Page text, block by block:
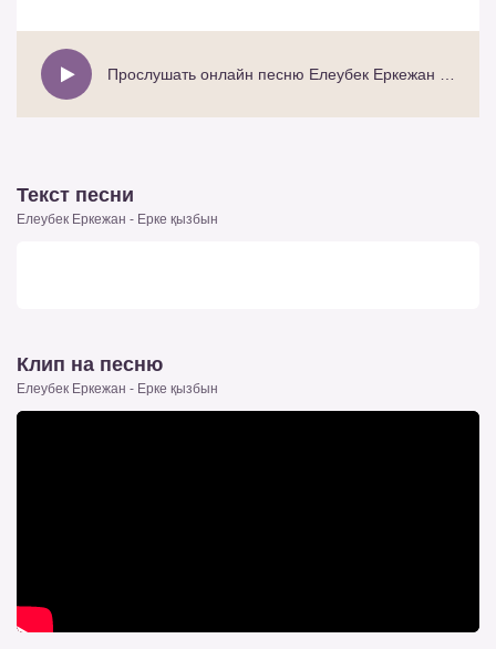
Текст песни
Елеубек Еркежан - Ерке қызбын
Клип на песню
Елеубек Еркежан - Ерке қызбын